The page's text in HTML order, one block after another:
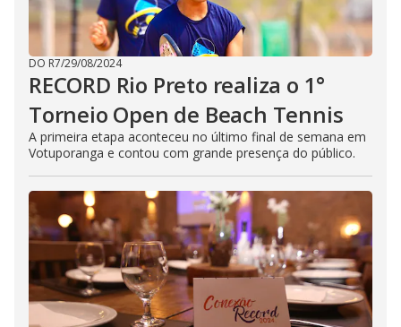
DO R7/29/08/2024
RECORD Rio Preto realiza o 1°
Torneio Open de Beach Tennis
A primeira etapa aconteceu no último final de semana em
Votuporanga e contou com grande presença do público.